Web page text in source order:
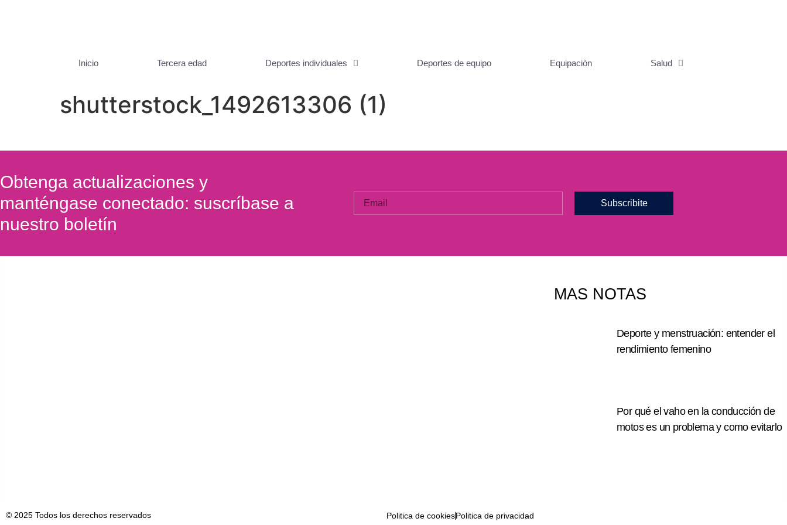
Inicio Tercera edad Deportes individuales Deportes de equipo Equipación Salud
shutterstock_1492613306 (1)
Obtenga actualizaciones y
manténgase conectado: suscríbase a
nuestro boletín
Subscribite
MAS NOTAS
Deporte y menstruación: entender el
rendimiento femenino
Por qué el vaho en la conducción de
motos es un problema y como evitarlo
© 2025 Todos los derechos reservados Politica de cookiesPolitica de privacidad